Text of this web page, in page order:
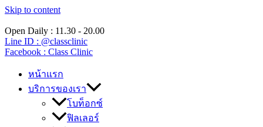
Skip to content
Open Daily : 11.30 - 20.00
Line ID : @classclinic​
Facebook : Class Clinic
หน้าแรก
บริการของเรา
โบท็อกซ์
ฟิลเลอร์